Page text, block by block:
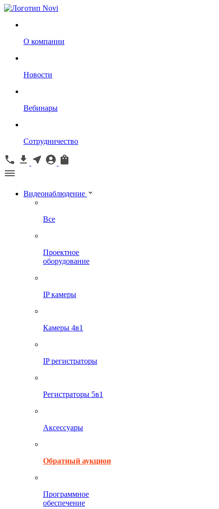
О компании
Новости
Вебинары
Сотрудничество
Видеонаблюдение
Все
Проектное
оборудование
IP камеры
Камеры 4в1
IP регистраторы
Регистраторы 5в1
Аксессуары
Обратный аукцион
Программное
обеспечение